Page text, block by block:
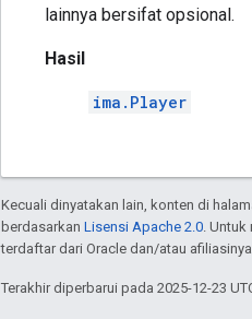
lainnya bersifat opsional.
Hasil
ima.Player
Kecuali dinyatakan lain, konten di
berdasarkan Lisensi Apache 2.0 .
terdaftar dari Oracle dan/atau afiliasinya.
Terakhir diperbarui pada 2025-12-23